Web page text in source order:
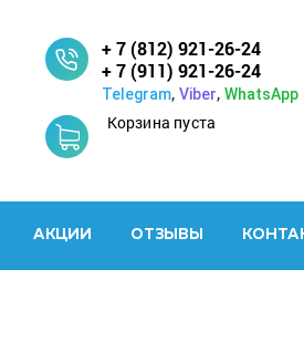
+ 7 (812) 921-26-24
+ 7 (911) 921-26-24
Telegram, Viber, WhatsApp
Корзина пуста
АКЦИИ ОТЗЫВЫ